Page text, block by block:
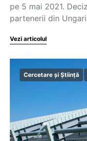
pe 5 mai 2021.
partenerii din
Vezi articolul
Cercetare și Știință